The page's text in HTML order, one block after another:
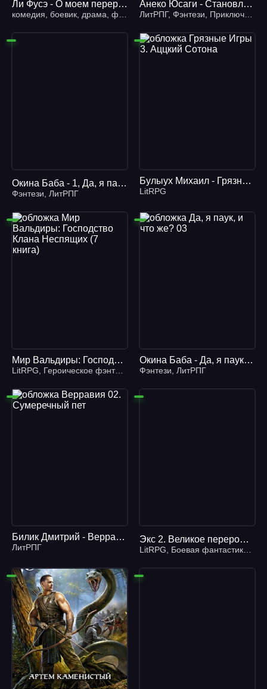
Ли Фусэ - О моем перерождении в слизь 01. Расширение территории
комедия боевик драма фантастика ,литРПГ
Анеко Юсаги - Становление Героя Щита 13
ЛитРПГ, Фэнтези Приключения
Окина Баба - 1, Да, я паук, и что же?
Фэнтези ЛитРПГ
Булыух Михаил - Грязные Игры 3. Аццкий Сотона
LitRPG
Мир Вальдиры: Господство Клана Неспящих (7 книга) (Дем Михайлов)
LitRPG Героическое фэнтези
Окина Баба - Да, я паук, и что же? 03
Фэнтези ЛитРПГ
Билик Дмитрий - Верравия 02. Сумеречный пет
ЛитРПГ
Экс 2. Великое перерождение - Артем Каменистый
LitRPG Боевая фантастика